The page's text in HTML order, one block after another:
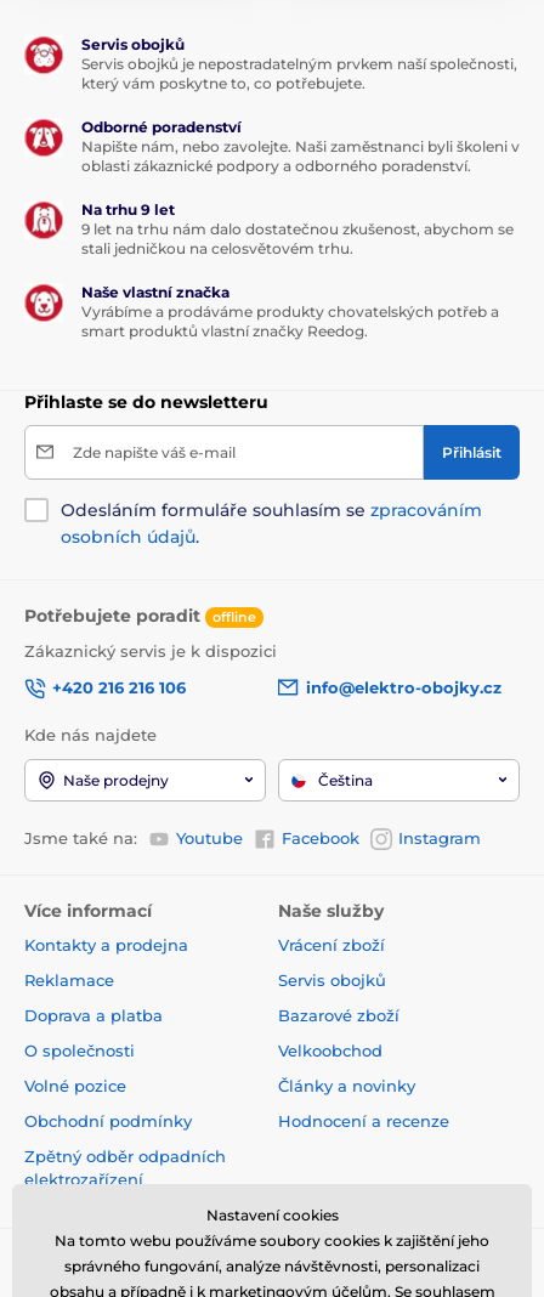
Servis obojků
Servis obojků je nepostradatelným prvkem naší společnosti,
který vám poskytne to, co potřebujete.
Odborné poradenství
Napište nám, nebo zavolejte. Naši zaměstnanci byli školeni v
oblasti zákaznické podpory a odborného poradenství.
Na trhu 9 let
9 let na trhu nám dalo dostatečnou zkušenost, abychom se
stali jedničkou na celosvětovém trhu.
Naše vlastní značka
Vyrábíme a prodáváme produkty chovatelských potřeb a
smart produktů vlastní značky Reedog.
Přihlaste se do newsletteru
Zde napište váš e-mail Přihlásit
Odesláním formuláře souhlasím se zpracováním
osobních údajů.
Potřebujete poradit offline
Zákaznický servis je k dispozici
+420 216 216 106
info@elektro-obojky.cz
Kde nás najdete
Naše prodejny Čeština
Jsme také na: Youtube Facebook Instagram
Více informací
Kontakty a prodejna
Reklamace
Doprava a platba
O společnosti
Volné pozice
Obchodní podmínky
Zpětný odběr odpadních
elektrozařízení
Naše služby
Vrácení zboží
Servis obojků
Bazarové zboží
Velkoobchod
Články a novinky
Hodnocení a recenze
Nastavení cookies
Na tomto webu používáme soubory cookies k zajištění jeho
správného fungování, analýze návštěvnosti, personalizaci
obsahu a případně i k marketingovým účelům. Se souhlasem